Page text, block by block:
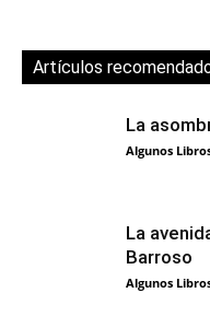
Artículos
La
Algunos
La
Barroso
Algunos